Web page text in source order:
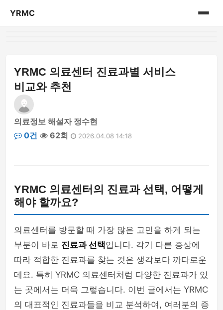
YRMC
YRMC 의료센터 진료과별 서비스
비교와 추천
의료정보 해설자 정수현
0건
62회 2026.04.08 14:18
YRMC 의료센터의 진료과 선택, 어떻게
해야 할까요?
의료센터를 방문할 때 가장 많은 고민을 하게 되는
부분이 바로 진료과 선택입니다. 각기 다른 증상에
따라 적합한 진료과를 찾는 것은 생각보다 까다로운
데요. 특히 YRMC 의료센터처럼 다양한 진료과가 있
는 곳에서는 더욱 그렇습니다. 이번 글에서는 YRMC
의 대표적인 진료과들을 비교 분석하여, 여러분의 증